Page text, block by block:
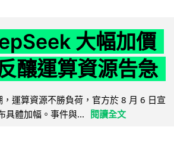
大幅加價
釀運算資源告急
運算資源不勝負荷，官方於 8 月 6 日宣
具體加幅。事件與...
閱讀全文